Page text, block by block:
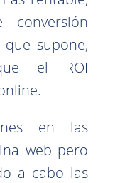
supone,
el ROI
en las
web pero
a cabo las